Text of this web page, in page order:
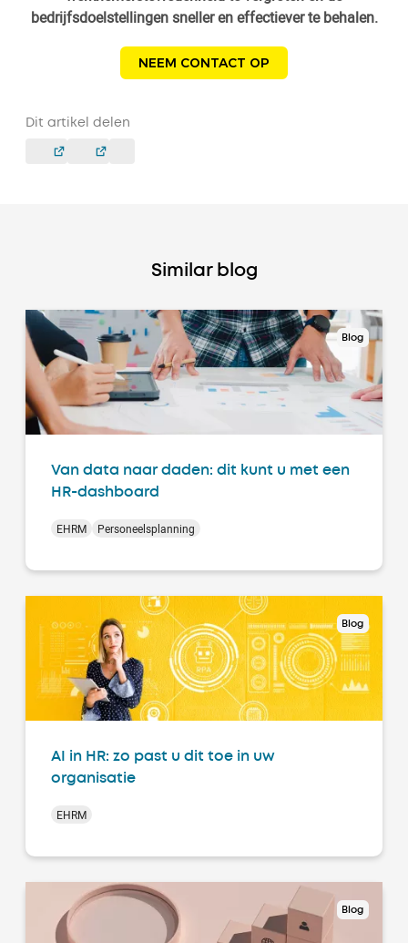
bedrijfsdoelstellingen sneller en effectiever te behalen.
NEEM CONTACT OP
Dit artikel delen
Similar blog
Blog
Van data naar daden: dit kunt u met een
HR-dashboard
EHRM Personeelsplanning
Blog
AI in HR: zo past u dit toe in uw
organisatie
EHRM
Blog